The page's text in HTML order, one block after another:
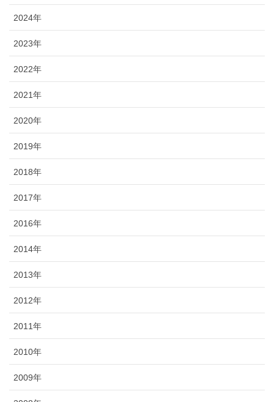
2024年
2023年
2022年
2021年
2020年
2019年
2018年
2017年
2016年
2014年
2013年
2012年
2011年
2010年
2009年